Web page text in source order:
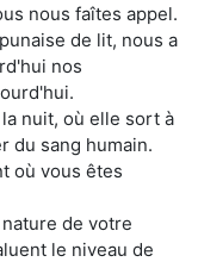
nous faîtes appel.
de lit, nous a
nos
nuit, où elle sort à
du sang humain.
où vous êtes
de votre
le niveau de